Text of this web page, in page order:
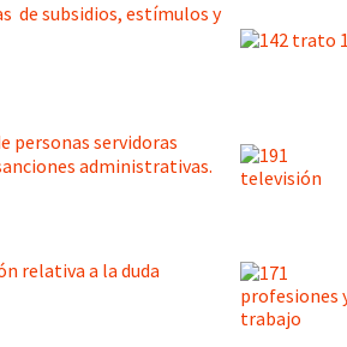
de subsidios, estímulos y
personas servidoras
administrativas.
relativa a la duda